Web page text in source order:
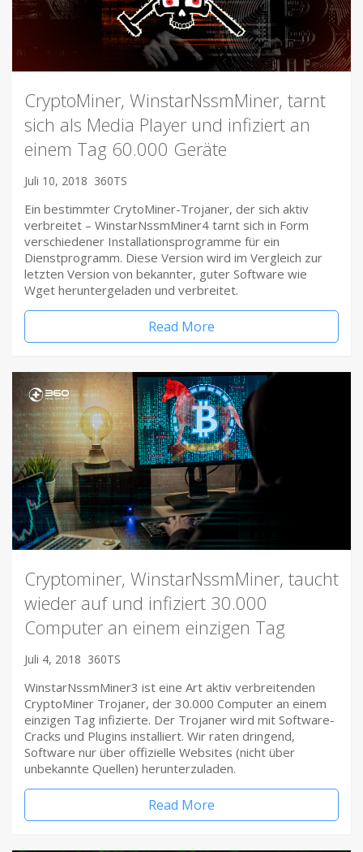
CryptoMiner, WinstarNssmMiner, tarnt
sich als Media Player und infiziert an
einem Tag 60.000 Geräte
Juli 10, 2018 360TS
Ein bestimmter CrytoMiner-Trojaner, der sich aktiv
verbreitet – WinstarNssmMiner4 tarnt sich in Form
verschiedener Installationsprogramme für ein
Dienstprogramm. Diese Version wird im Vergleich zur
letzten Version von bekannter, guter Software wie
Wget heruntergeladen und verbreitet.
Read More
Cryptominer, WinstarNssmMiner, taucht
wieder auf und infiziert 30.000
Computer an einem einzigen Tag
Juli 4, 2018 360TS
WinstarNssmMiner3 ist eine Art aktiv verbreitenden
CryptoMiner Trojaner, der 30.000 Computer an einem
einzigen Tag infizierte. Der Trojaner wird mit Software-
Cracks und Plugins installiert. Wir raten dringend,
Software nur über offizielle Websites (nicht über
unbekannte Quellen) herunterzuladen.
Read More